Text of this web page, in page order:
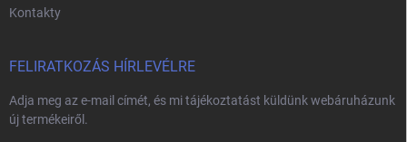
Kontakty
FELIRATKOZÁS HÍRLEVÉLRE
Adja meg az e-mail címét, és mi tájékoztatást küldünk webáruházunk
új termékeiről.